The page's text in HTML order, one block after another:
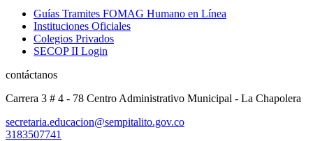
Administrativo
Guías Tramites FOMAG Humano en Línea
Instituciones Oficiales
Colegios Privados
SECOP II Login
contáctanos
Carrera 3 # 4 - 78 Centro Administrativo Municipal - La Chapolera
secretaria.educacion@sempitalito.gov.co
3183507741